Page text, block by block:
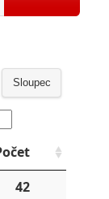
Sloupec
42